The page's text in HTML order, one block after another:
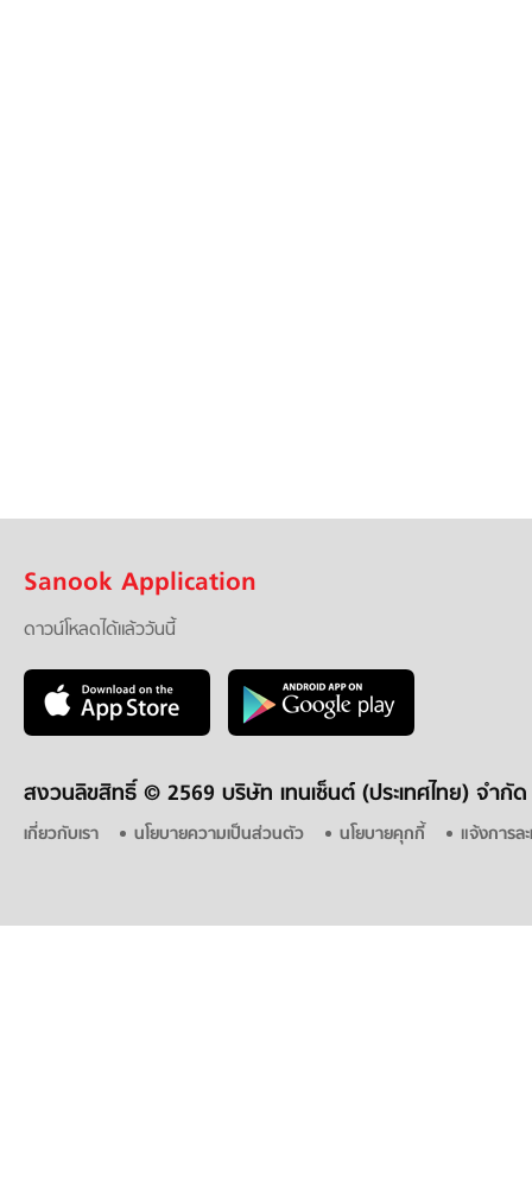
Sanook Application
ดาวน์โหลดได้แล้ววันนี้
สงวนลิขสิทธิ์ © 2569 บริษัท เทนเซ็นต์ (ประเทศไทย) จำกัด
เกี่ยวกับเรา นโยบายความเป็นส่วนตัว นโยบายคุกกี้ แจ้งการล